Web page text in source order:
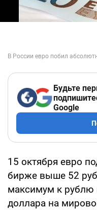
Будьте
Google
15 октября евро
бирже выше 52
максимум к рублю
доллара на